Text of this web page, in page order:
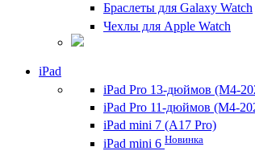
Браслеты для Galaxy Watch
Чехлы для Apple Watch
iPad
iPad Pro 13-дюймов (M4-
iPad Pro 11-дюймов (M4-
iPad mini 7 (A17 Pro)
iPad mini 6 Новинка